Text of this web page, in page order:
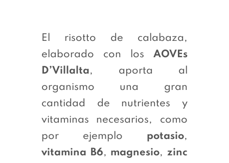
El risotto de calabaza,
elaborado con losAOVEs
D’Villalta, aporta al
organismo una gran
cantidad de nutrientes y
vitaminas necesarios, como
por ejemplo potasio,
vitamina B6, magnesio,zinc